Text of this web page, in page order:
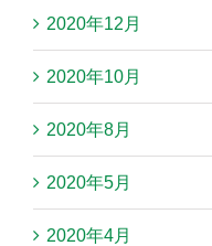
2020年12月
2020年10月
2020年8月
2020年5月
2020年4月